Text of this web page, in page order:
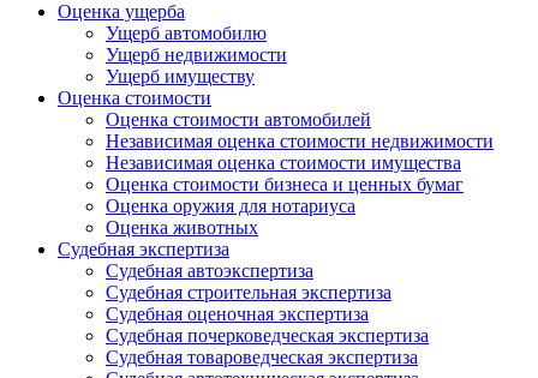
Оценка ущерба
Ущерб автомобилю
Ущерб недвижимости
Ущерб имуществу
Оценка стоимости
Оценка стоимости автомобилей
Независимая оценка стоимости недвижимости
Независимая оценка стоимости имущества
Оценка стоимости бизнеса и ценных бумаг
Оценка оружия для нотариуса
Оценка животных
Судебная экспертиза
Судебная автоэкспертиза
Судебная строительная экспертиза
Судебная оценочная экспертиза
Судебная почерковедческая экспертиза
Судебная товароведческая экспертиза